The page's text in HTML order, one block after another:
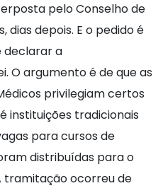
pelo Conselho de
dias depois. E o pedido é
declarar a
O argumento é de que as
privilegiam certos
instituições tradicionais
para cursos de
distribuídas para o
tramitação ocorreu de